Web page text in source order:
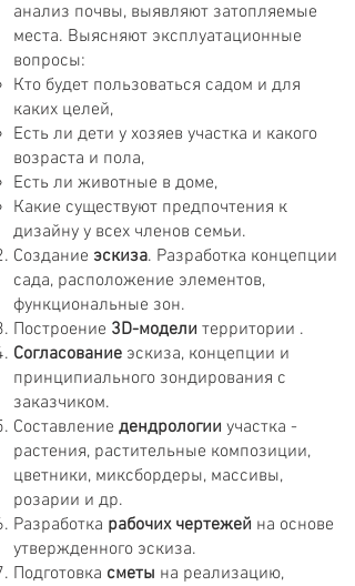
анализ почвы, выявляют затопляемые
места. Выясняют эксплуатационные
вопросы:
Кто будет пользоваться садом и для
каких целей,
Есть ли дети у хозяев участка и какого
возраста и пола,
Есть ли животные в доме,
Какие существуют предпочтения к
дизайну у всех членов семьи.
Создание эскиза. Разработка концепции
сада, расположение элементов,
функциональные зон.
Построение 3D-модели территории .
Согласование эскиза, концепции и
принципиального зондирования с
заказчиком.
Составление дендрологии участка -
растения, растительные композиции,
цветники, миксбордеры, массивы,
розарии и др.
Разработка рабочих чертежей на основе
утвержденного эскиза.
Подготовка сметы на реализацию,